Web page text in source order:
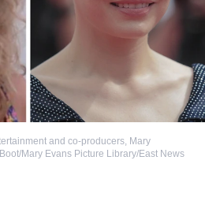
and co-producers, Mary
Mary Evans Picture Library/East News